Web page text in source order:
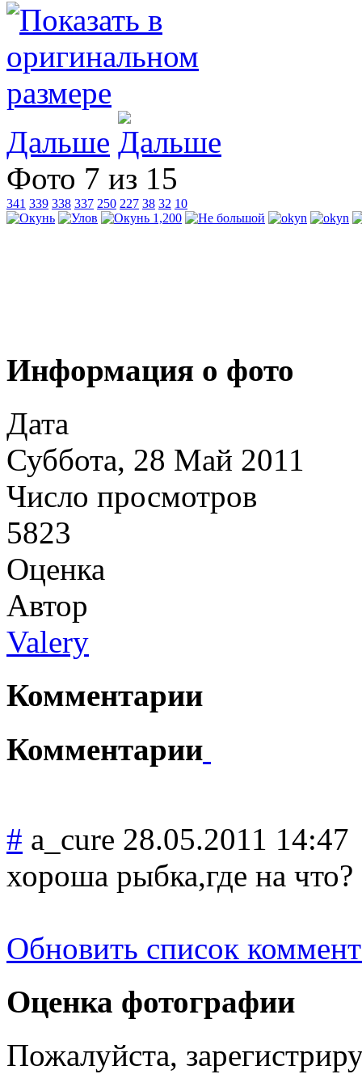
Дальше
Фото 7 из 15
341 339 338 337 250 227 38 32 10
Информация о фото
Дата
Суббота, 28 Май 2011
Число просмотров
5823
Оценка
Автор
Valery
Комментарии
Комментарии
# a_cure 28.05.2011 14:47
хороша рыбка,где на что?
Обновить список
Оценка фотографии
Пожалуйста,